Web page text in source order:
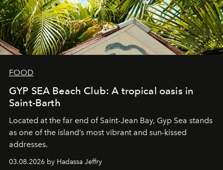
FOOD
GYP SEA Beach Club: A tropical oasis in
Saint-Barth
Located at the far end of Saint-Jean Bay, Gyp Sea stands
as one of the island’s most vibrant and sun-kissed
addresses.
03.08.2026 by Hadassa Jeffry